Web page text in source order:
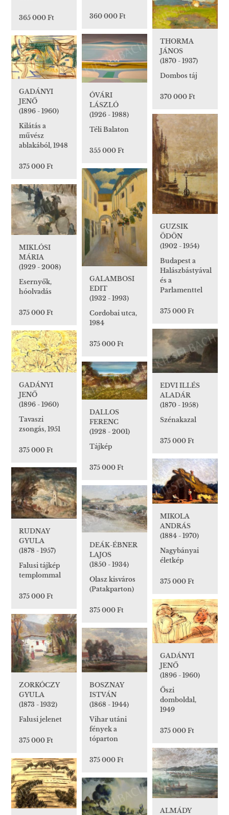
365 000 Ft 360 000 Ft
THORMA
JÁNOS
(1870 - 1937)
Dombos táj
370 000 Ft
ÓVÁRI
LÁSZLÓ
(1926 - 1988)
Téli Balaton
355 000 Ft
GADÁNYI
JENŐ
(1896 - 1960)
Kilátás a
művész
ablakából, 1948
375 000 Ft
GUZSIK
ÖDÖN
(1902 - 1954)
Budapest a
Halászbástyával
és a
Parlamenttel
375 000 Ft
GALAMBOSI
EDIT
(1932 - 1993)
Cordobai utca,
1984
375 000 Ft
MIKLÓSI
MÁRIA
(1929 - 2008)
Esernyők,
hóolvadás
375 000 Ft
EDVI ILLÉS
ALADÁR
(1870 - 1958)
Szénakazal
375 000 Ft
GADÁNYI
JENŐ
(1896 - 1960)
Tavaszi
zsongás, 1951
375 000 Ft
DALLOS
FERENC
(1928 - 2001)
Tájkép
375 000 Ft
MIKOLA
ANDRÁS
(1884 - 1970)
Nagybányai
életkép
375 000 Ft
RUDNAY
GYULA
(1878 - 1957)
Falusi tájkép
templommal
375 000 Ft
DEÁK-ÉBNER
LAJOS
(1850 - 1934)
Olasz kisváros
(Patakparton)
375 000 Ft
GADÁNYI
JENŐ
(1896 - 1960)
Őszi
domboldal,
1949
375 000 Ft
ZORKÓCZY
GYULA
(1873 - 1932)
Falusi jelenet
375 000 Ft
BOSZNAY
ISTVÁN
(1868 - 1944)
Vihar utáni
fények a
tóparton
375 000 Ft
ALMÁDY